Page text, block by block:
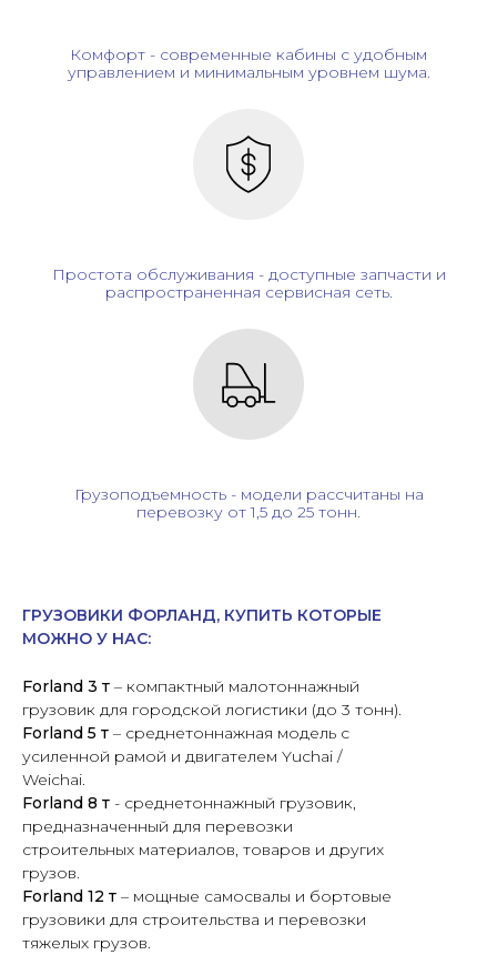
Комфорт - современные кабины с удобным
управлением и минимальным уровнем шума.
Простота обслуживания - доступные запчасти и
распространенная сервисная сеть.
Грузоподъемность - модели рассчитаны на
перевозку от 1,5 до 25 тонн.
ГРУЗОВИКИ ФОРЛАНД, КУПИТЬ КОТОРЫЕ
МОЖНО У НАС:
Forland 3 т – компактный малотоннажный
грузовик для городской логистики (до 3 тонн).
Forland 5 т – среднетоннажная модель с
усиленной рамой и двигателем Yuchai /
Weichai.
Forland 8 т - среднетоннажный грузовик,
предназначенный для перевозки
строительных материалов, товаров и других
грузов.
Forland 12 т – мощные самосвалы и бортовые
грузовики для строительства и перевозки
тяжелых грузов.